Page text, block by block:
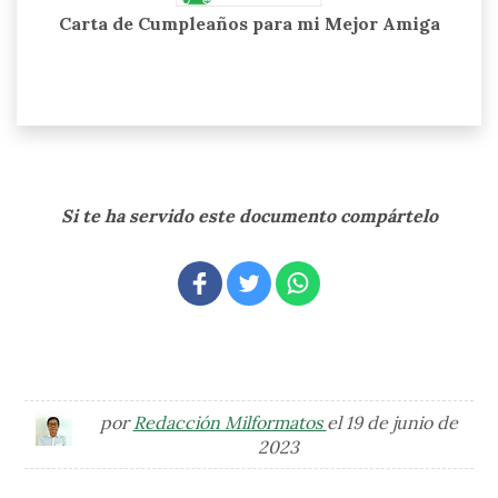
Carta de Cumpleaños para mi Mejor Amiga
Si te ha servido este documento compártelo
porRedacción Milformatos el 19 de junio de
2023